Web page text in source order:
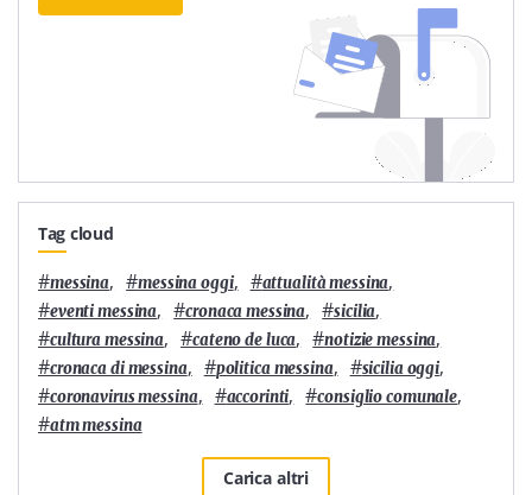
Tag cloud
#messina, #messina oggi, #attualità messina,
#eventi messina, #cronaca messina, #sicilia,
#cultura messina, #cateno de luca, #notizie messina,
#cronaca di messina, #politica messina, #sicilia oggi,
#coronavirus messina, #accorinti, #consiglio comunale,
#atm messina
Carica altri